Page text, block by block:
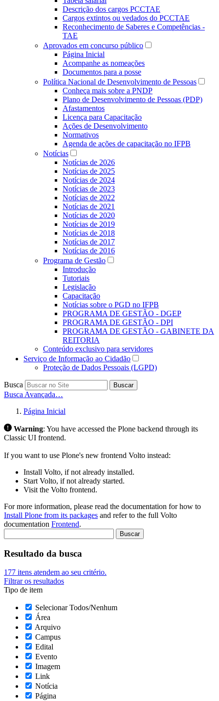
Descrição dos cargos PCCTAE
Cargos extintos ou vedados do PCCTAE
Reconhecimento de Saberes e Competências -
TAE
Aprovados em concurso público
Página Inicial
Acompanhe as nomeações
Documentos para a posse
Política Nacional de Desenvolvimento de Pessoas
Conheça mais sobre a PNDP
Plano de Desenvolvimento de Pessoas (PDP)
Afastamentos
Licença para Capacitação
Ações de Desenvolvimento
Normativos
Agenda de ações de capacitação no IFPB
Notícias
Notícias de 2026
Notícias de 2025
Notícias de 2024
Notícias de 2023
Notícias de 2022
Notícias de 2021
Notícias de 2020
Notícias de 2019
Notícias de 2018
Notícias de 2017
Notícias de 2016
Programa de Gestão
Introdução
Tutoriais
Legislação
Capacitação
Notícias sobre o PGD no IFPB
PROGRAMA DE GESTÃO - DGEP
PROGRAMA DE GESTÃO - DPI
PROGRAMA DE GESTÃO - GABINETE DA
REITORIA
Conteúdo exclusivo para servidores
Serviço de Informação ao Cidadão
Proteção de Dados Pessoais (LGPD)
Busca Buscar
Busca Avançada…
Página Inicial
Warning: You have accessed the Plone backend through its
Classic UI frontend.
If you want to use Plone's new frontend Volto instead:
Install Volto, if not already installed.
Start Volto, if not already started.
Visit the Volto frontend.
For more information, please read the documentation for how to
Install Plone from its packages and refer to the full Volto
documentation Frontend.
Resultado da busca
177 itens atendem ao seu critério.
Filtrar os resultados
Tipo de item
Selecionar Todos/Nenhum
Área
Arquivo
Campus
Edital
Evento
Imagem
Link
Notícia
Página